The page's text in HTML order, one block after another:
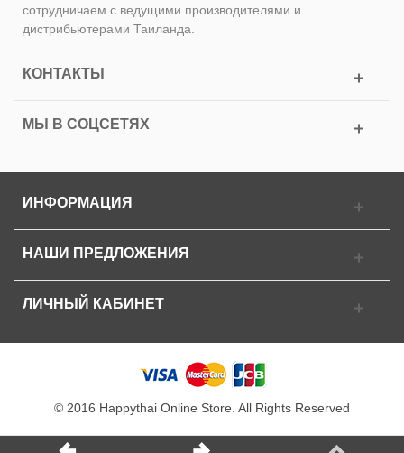
сотрудничаем с ведущими производителями и
дистрибьютерами Таиланда.
КОНТАКТЫ
МЫ В СОЦСЕТЯХ
ИНФОРМАЦИЯ
НАШИ ПРЕДЛОЖЕНИЯ
ЛИЧНЫЙ КАБИНЕТ
© 2016 Happythai Online Store. All Rights Reserved